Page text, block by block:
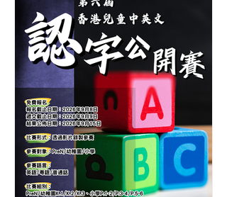
第十二屆香港青少年及兒童
音樂大賽-音樂比賽-鋼琴比
賽-管弦樂比賽